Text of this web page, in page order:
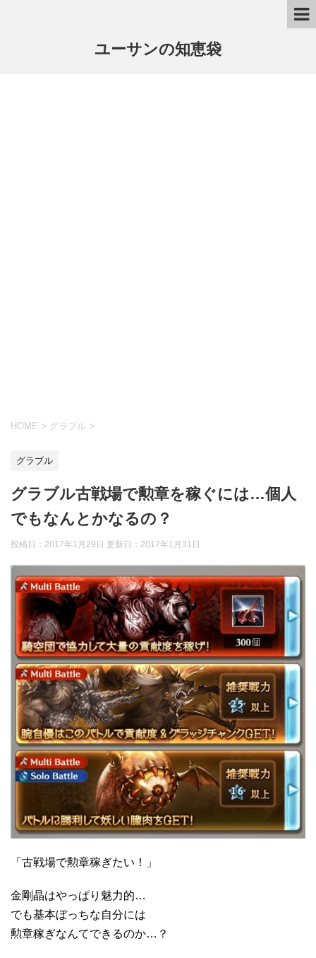
ユーサンの知恵袋
HOME > グラブル >
グラブル
グラブル古戦場で勲章を稼ぐには…個人
でもなんとかなるの？
投稿日：2017年1月29日 更新日： 2017年1月31日
「古戦場で勲章稼ぎたい！」
金剛晶はやっぱり魅力的…
でも基本ぼっちな自分には
勲章稼ぎなんてできるのか…？